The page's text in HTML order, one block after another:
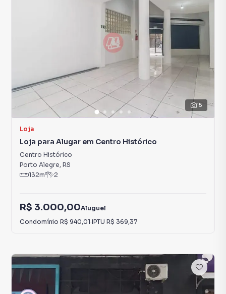
15
Loja
Loja para Alugar em Centro Histórico
Centro Histórico
Porto Alegre, RS
132m² 2
R$ 3.000,00Aluguel
Condomínio R$ 940,01·IPTU R$ 369,37